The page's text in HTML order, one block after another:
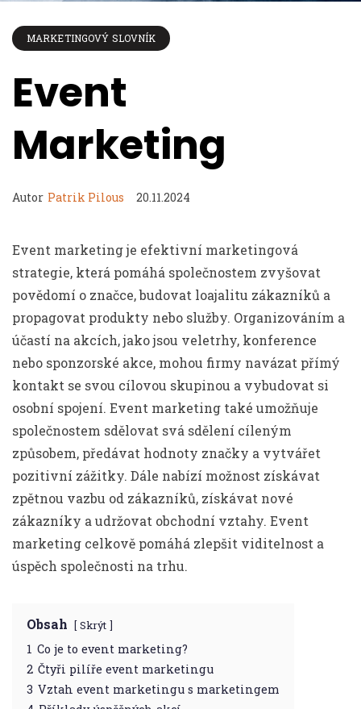
MARKETINGOVÝ SLOVNÍK
Event
Marketing
Autor Patrik Pilous 20.11.2024
Event marketing je efektivní marketingová
strategie, která pomáhá společnostem zvyšovat
povědomí o značce, budovat loajalitu zákazníků a
propagovat produkty nebo služby. Organizováním a
účastí na akcích, jako jsou veletrhy, konference
nebo sponzorské akce, mohou firmy navázat přímý
kontakt se svou cílovou skupinou a vybudovat si
osobní spojení. Event marketing také umožňuje
společnostem sdělovat svá sdělení cíleným
způsobem, předávat hodnoty značky a vytvářet
pozitivní zážitky. Dále nabízí možnost získávat
zpětnou vazbu od zákazníků, získávat nové
zákazníky a udržovat obchodní vztahy. Event
marketing celkově pomáhá zlepšit viditelnost a
úspěch společnosti na trhu.
Obsah Skrýt
1 Co je to event marketing?
2 Čtyři pilíře event marketingu
3 Vztah event marketingu s marketingem